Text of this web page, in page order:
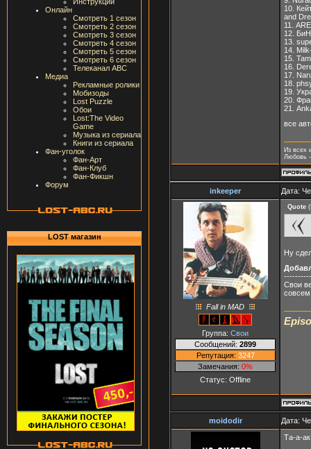
Онлайн
Смотреть 1 сезон
Смотреть 2 сезон
Смотреть 3 сезон
Смотреть 4 сезон
Смотреть 5 сезон
Смотреть 6 сезон
Телеканал ABC
Медиа
Рекламные ролики
Мобизоды
Lost Puzzle
Обои
Lost:The Video
Game
Музыка из сериала
Книги из сериала
Фан-уголок
Фан-Арт
Фан-Клуб
Фан-Фикшн
Форум
LOST магазин
10.
and
11.
12.
13.
14.
15.
16.
17.
18.
19.
20.
21.
все
Из всех
Любовь
inkeeper Дата:
Fall in MAD
Группа: Свои
Сообщений: 2899
Репутация: 3247
Замечания: 0%
Статус: Offline
Quote (
Ну
Свои
moidodir Дата:
Та-а-